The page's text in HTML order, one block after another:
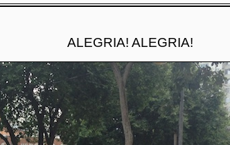
ALEGRIA! ALEGRIA!